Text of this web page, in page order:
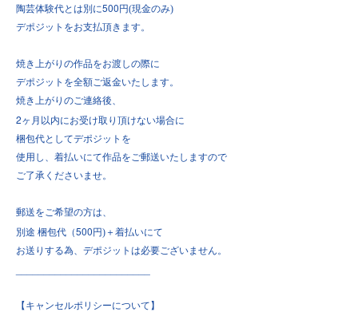
陶芸体験代とは別に500 円(現金のみ)
デポジットをお支払頂きます。
焼き上がりの作品をお渡しの際に
デポジットを全額ご返金いたします。
焼き上がりのご連絡後、
2ヶ月以内にお受け取り頂けない場合に
梱包代としてデポジットを
使用し、着払いにて作品をご郵送いたしますので
ご了承くださいませ。
郵送をご希望の方は、
別途 梱包代（500 円)＋着払いにて
お送りする為、デポジットは必要ございません。
【キャンセルポリシーについて】